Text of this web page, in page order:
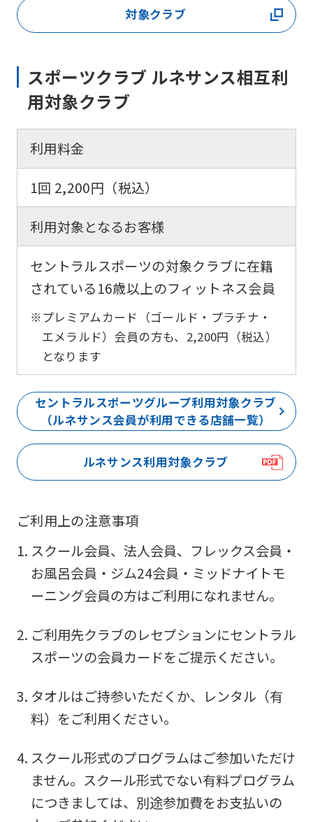
対象クラブ
スポーツクラブ ルネサンス相互利
用対象クラブ
利用料金
1回 2,200円（税込）
利用対象となるお客様
セントラルスポーツの対象クラブに在籍
されている16歳以上のフィットネス会員
※プレミアムカード（ゴールド・プラチナ・
エメラルド）会員の方も、2,200円（税込）
となります
セントラルスポーツグループ利用対象クラブ
（ルネサンス会員が利用できる店舗一覧）
ルネサンス利用対象クラブ
ご利用上の注意事項
スクール会員、法人会員、フレックス会員・
お風呂会員・ジム24会員・ミッドナイトモ
ーニング会員の方はご利用になれません。
ご利用先クラブのレセプションにセントラル
スポーツの会員カードをご提示ください。
タオルはご持参いただくか、レンタル（有
料）をご利用ください。
スクール形式のプログラムはご参加いただけ
ません。スクール形式でない有料プログラム
につきましては、別途参加費をお支払いの